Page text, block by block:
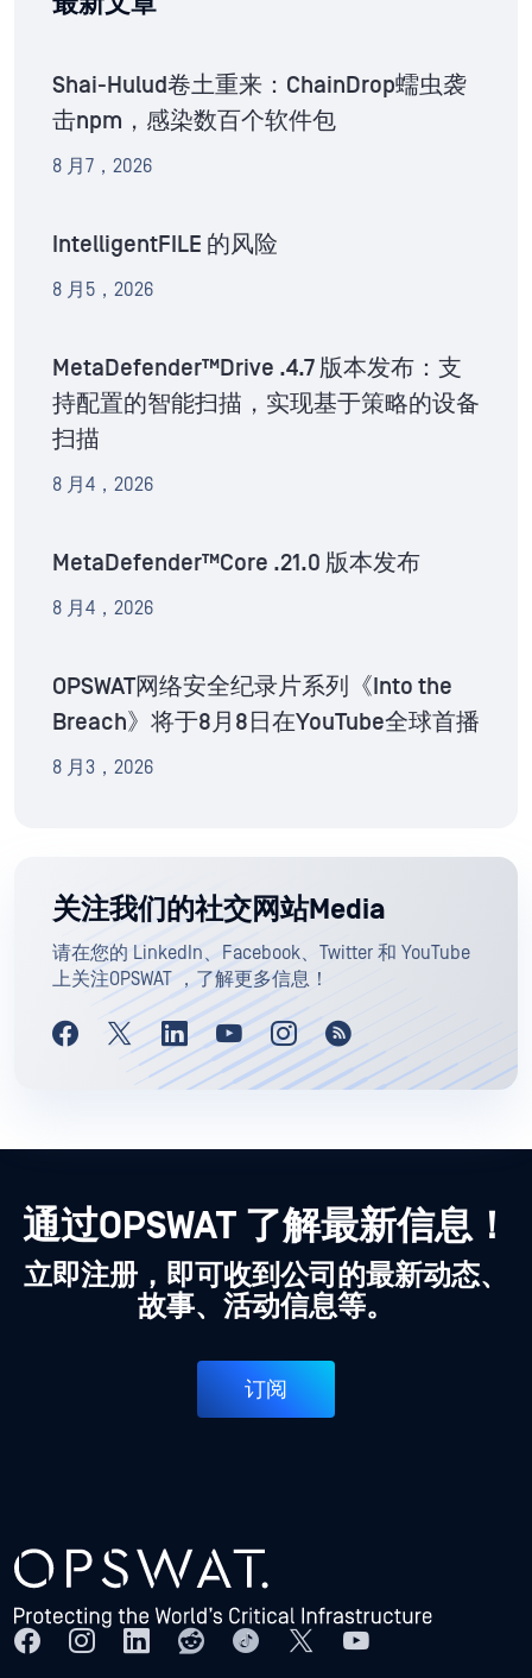
Shai-Hulud卷土重来：ChainDrop蠕虫袭
击npm，感染数百个软件包
8 月7，2026
IntelligentFILE 的风险
8 月5，2026
MetaDefender™Drive .4.7 版本发布：支
持配置的智能扫描，实现基于策略的设备
扫描
8 月4，2026
MetaDefender™Core .21.0 版本发布
8 月4，2026
OPSWAT网络安全纪录片系列《Into the
Breach》将于8月8日在YouTube全球首播
8 月3，2026
关注我们的社交网站Media
请在您的 LinkedIn、Facebook、Twitter 和 YouTube
上关注OPSWAT ，了解更多信息！
通过OPSWAT 了解最新信息！
立即注册，即可收到公司的最新动态、
故事、活动信息等。
订阅